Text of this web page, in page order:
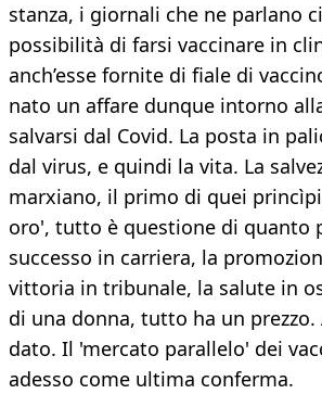
stanza, i giornali che ne parlano
possibilità di farsi vaccinare in
anch’esse fornite di fiale di
nato un affare dunque intorno
salvarsi dal Covid. La posta in
dal virus, e quindi la vita. La
marxiano, il primo di quei
oro', tutto è questione di quanto
successo in carriera, la
vittoria in tribunale, la salute in
di una donna, tutto ha un prezzo.
dato. Il 'mercato parallelo' dei
adesso come ultima conferma.